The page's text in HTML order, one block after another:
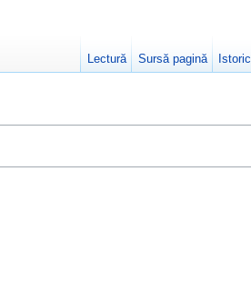
Lectură Sursă pagină Istoric